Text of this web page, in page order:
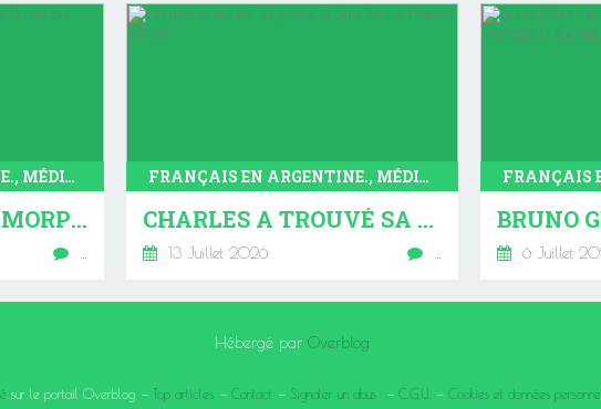
FRANÇAIS EN ARGENTINE., MÉDIA, BALVANERA, TANGO
MATHIS, LA MÉTAMORPHOSE : DE LA SUISSE AU TANGO DE BUENOS AIRES
FRANÇAIS EN ARGENTINE., MÉDIA, SAN TELMO
CHARLES A TROUVÉ SA PLACE À SAN TELMO (BUENOS AIRES)
13 Juillet 2026 6 Juillet
Hébergé par Overblog
sur le portail Overblog Top articles Contact Signaler un abus C.G.U. Cookies et données